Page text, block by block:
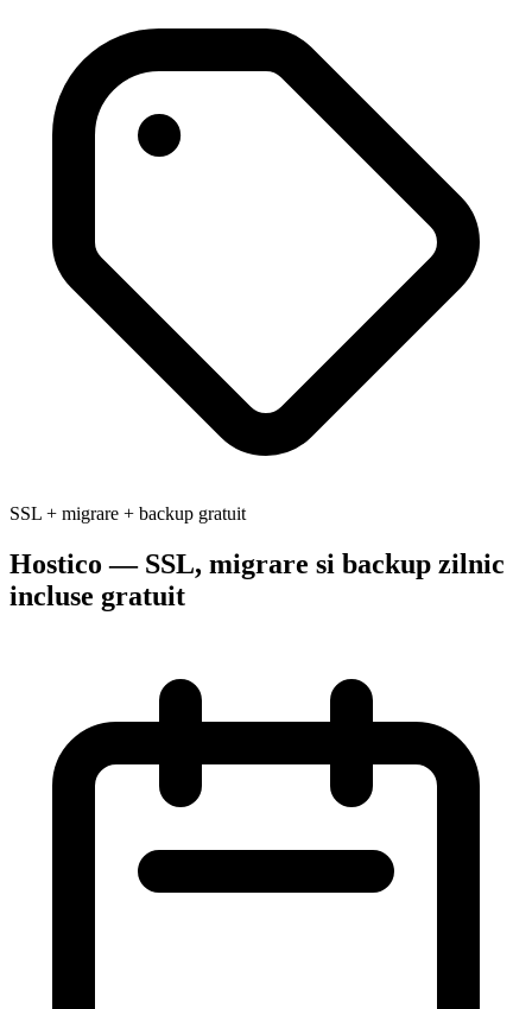
SSL + migrare + backup gratuit
Hostico — SSL, migrare si backup zilnic
incluse gratuit